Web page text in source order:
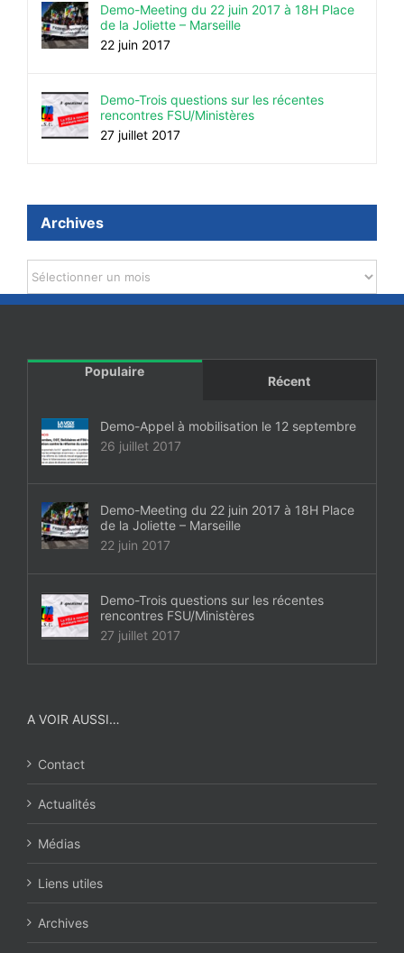
Demo-Meeting du 22 juin 2017 à 18H Place
de la Joliette – Marseille
22 juin 2017
Demo-Trois questions sur les récentes
rencontres FSU/Ministères
27 juillet 2017
Archives
Archives
Populaire
Récent
Demo-Appel à mobilisation le 12 septembre
26 juillet 2017
Demo-Meeting du 22 juin 2017 à 18H Place
de la Joliette – Marseille
22 juin 2017
Demo-Trois questions sur les récentes
rencontres FSU/Ministères
27 juillet 2017
A VOIR AUSSI…
Contact
Actualités
Médias
Liens utiles
Archives